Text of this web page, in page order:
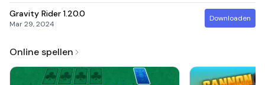
Gravity Rider 1.20.0
Mar 29, 2024
Downloaden
Online spellen